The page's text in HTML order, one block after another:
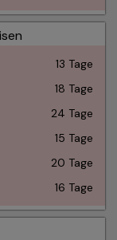
13 Tage
18 Tage
24 Tage
15 Tage
20 Tage
16 Tage